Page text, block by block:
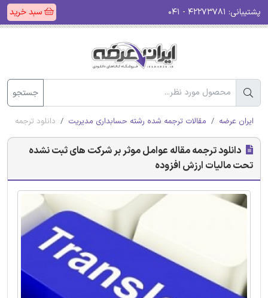
پشتیبانی: سبد خرید
جستجو
ایران عرضه مقالات ترجمه شده رشته حسابداری مدیریت دانلود ترجمه
دانلود ترجمه مقاله عوامل موثر بر شرکت های ثبت نشده
تحت مالیات ارزش افزوده